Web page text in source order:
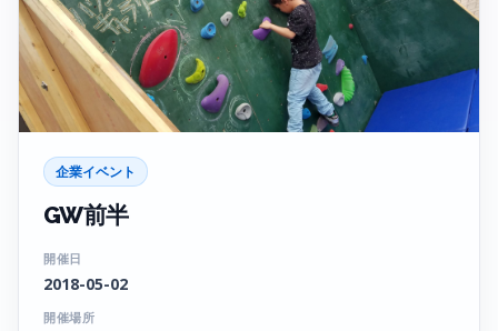
企業イベント
GW前半
開催日
2018-05-02
開催場所